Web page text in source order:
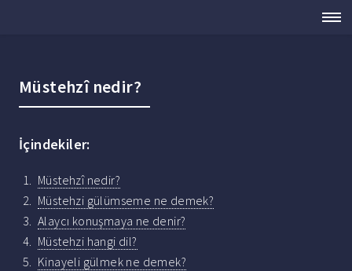
Müstehzî nedir?
İçindekiler:
Müstehzî nedir?
Müstehzi gülümseme ne demek?
Alaycı konuşmaya ne denir?
Müstehzi hangi dil?
Kinayeli gülmek ne demek?